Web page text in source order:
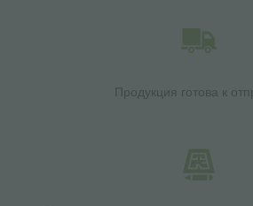
Продукция готова к